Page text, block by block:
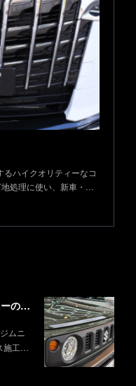
ハイクオリティーなコ
処理に使い、新車・…
研磨なしでここまで変わる！ジムニーの徹底メンテナンス事例
ムニ
施工…